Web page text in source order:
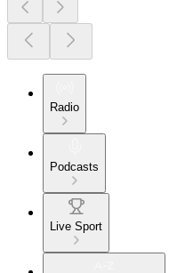
Radio
Podcasts
Live Sport